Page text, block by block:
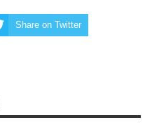
Share on Twitter